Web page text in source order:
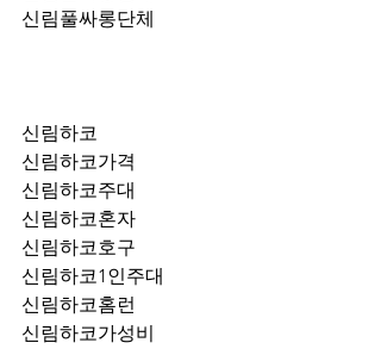
신림풀싸롱단체
신림하코
신림하코가격
신림하코주대
신림하코혼자
신림하코호구
신림하코1인주대
신림하코홈런
신림하코가성비